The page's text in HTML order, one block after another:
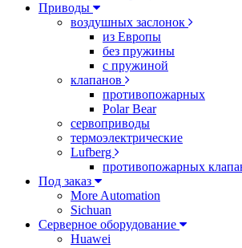
Приводы
воздушных заслонок
из Европы
без пружины
с пружиной
клапанов
противопожарных
Polar Bear
сервоприводы
термоэлектрические
Lufberg
противопожарных
Под заказ
More Automation
Sichuan
Серверное оборудование
Huawei